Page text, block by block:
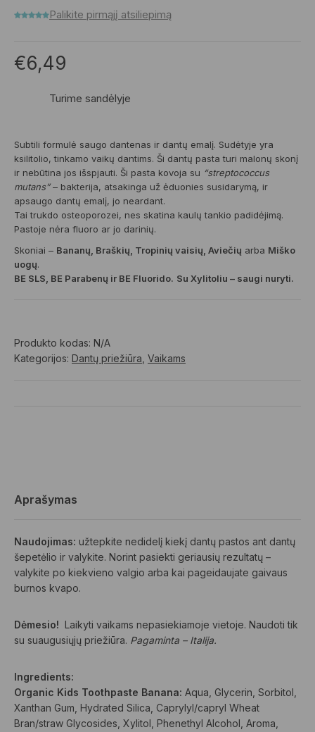
Palikite pirmąjį atsiliepimą
€6,49
Turime sandėlyje
Subtili formulė saugo dantenas ir dantų emalį. Sudėtyje yra
ksilitolio, tinkamo vaikų dantims. Ši dantų pasta turi malonų skonį
ir nebūtina jos išspjauti. Ši pasta kovoja su “streptococcus
mutans”– bakterija, atsakinga už ėduonies susidarymą, ir
apsaugo dantų emalį, jo neardant.
Tai trukdo osteoporozei, nes skatina kaulų tankio padidėjimą.
Pastoje nėra fluoro ar jo darinių.
Skoniai – Bananų, Braškių, Tropinių vaisių, Aviečių arba Miško
uogų.
BE SLS, BE Parabenų ir BE Fluorido. Su Xylitoliu – saugi nuryti.
Produkto kodas: N/A
Kategorijos: Dantų priežiūra Vaikams
Aprašymas
Naudojimas: užtepkite nedidelį kiekį dantų pastos ant dantų
šepetėlio ir valykite. Norint pasiekti geriausių rezultatų –
valykite po kiekvieno valgio arba kai pageidaujate gaivaus
burnos kvapo.
Dėmesio! Laikyti vaikams nepasiekiamoje vietoje. Naudoti tik
su suaugusiųjų priežiūra. Pagaminta – Italija.
Ingredients:
Organic Kids Toothpaste Banana: Aqua, Glycerin, Sorbitol,
Xanthan Gum, Hydrated Silica, Caprylyl/capryl Wheat
Bran/straw Glycosides, Xylitol, Phenethyl Alcohol, Aroma,